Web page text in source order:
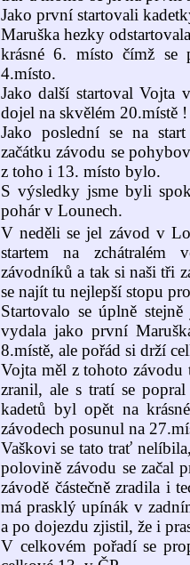
Jako první startovali
Maruška hezky
krásné 6. místo čímž se
4.místo.
Jako další startoval Vojta
dojel na skvělém 20.místě
Jako poslední se na
začátku závodu se
z toho i 13. místo bylo.
S výsledky jsme byli
pohár v Lounech.
V neděli se jel závod v
startem na zchátralém
závodníků a tak si naši tři
se najít tu nejlepší stopu
Startovalo se úplně
vydala jako první
8.místě, ale pořád si drží
Vojta měl z tohoto závodu
zranil, ale s tratí se
kadetů byl opět na
závodech posunul na
Vaškovi se tato trať
polovině závodu se začal
závodě částečně zradila i
má prasklý upínák v
a po dojezdu zjistil, že i
V celkovém pořadí se